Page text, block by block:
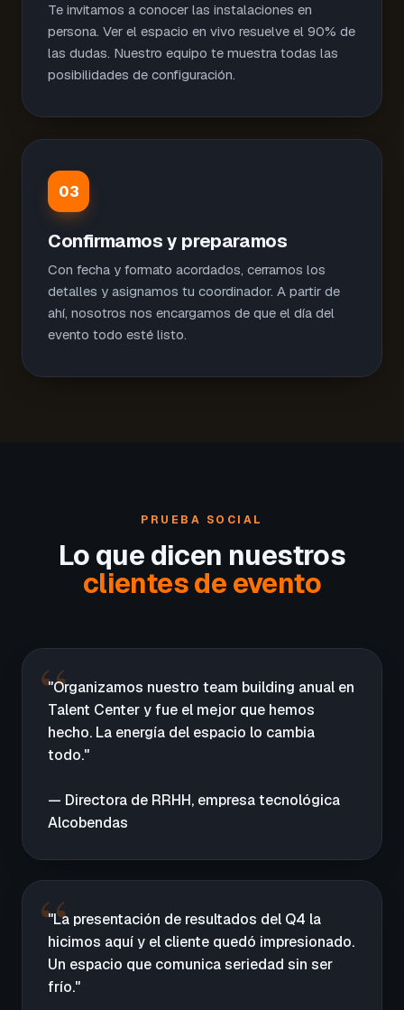
Te invitamos a conocer las instalaciones en
persona. Ver el espacio en vivo resuelve el 90% de
las dudas. Nuestro equipo te muestra todas las
posibilidades de configuración.
03
Confirmamos y preparamos
Con fecha y formato acordados, cerramos los
detalles y asignamos tu coordinador. A partir de
ahí, nosotros nos encargamos de que el día del
evento todo esté listo.
PRUEBA SOCIAL
Lo que dicen nuestros
clientes de evento
"Organizamos nuestro team building anual en
Talent Center y fue el mejor que hemos
hecho. La energía del espacio lo cambia
todo."
— Directora de RRHH, empresa tecnológica
Alcobendas
"La presentación de resultados del Q4 la
hicimos aquí y el cliente quedó impresionado.
Un espacio que comunica seriedad sin ser
frío."